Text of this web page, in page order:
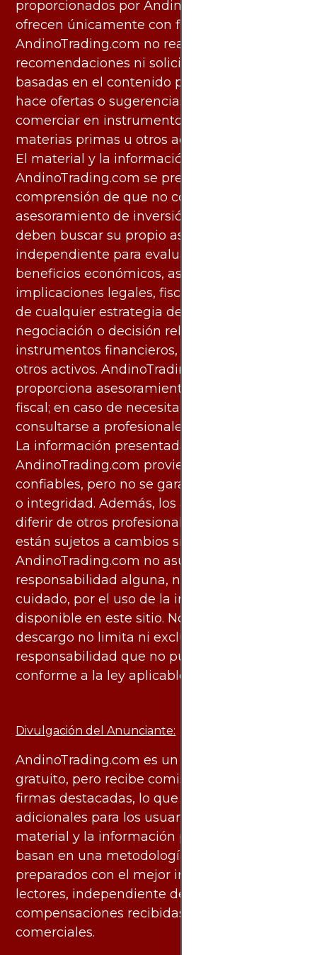
proporcionados por AndinoTrading.com se
ofrecen únicamente con fines informativos.
AndinoTrading.com no realiza
recomendaciones ni solicita acciones
basadas en el contenido proporcionado, ni
hace ofertas o sugerencias para invertir o
comerciar en instrumentos financieros,
materias primas u otros activos.
El material y la información disponibles en
AndinoTrading.com se presentan con la
comprensión de que no constituyen
asesoramiento de inversión. Los usuarios
deben buscar su propio asesoramiento
independiente para evaluar los riesgos y
beneficios económicos, así como las
implicaciones legales, fiscales y contables
de cualquier estrategia de inversión,
negociación o decisión relacionada con
instrumentos financieros, materias primas u
otros activos. AndinoTrading.com no
proporciona asesoramiento legal, contable o
fiscal; en caso de necesitarlo, debe
consultarse a profesionales especializados.
La información presentada por
AndinoTrading.com proviene de fuentes
confiables, pero no se garantiza su exactitud
o integridad. Además, los análisis pueden
diferir de otros profesionales calificados y
están sujetos a cambios sin previo aviso.
AndinoTrading.com no asume
responsabilidad alguna, ni deber de
cuidado, por el uso de la información
disponible en este sitio. No obstante, este
descargo no limita ni excluye ninguna
responsabilidad que no pueda ser excluida
conforme a la ley aplicable.
Divulgación del Anunciante:
AndinoTrading.com es un sitio de uso
gratuito, pero recibe comisiones de algunas
firmas destacadas, lo que no genera costos
adicionales para los usuarios. Todo el
material y la información publicados se
basan en una metodología imparcial y están
preparados con el mejor interés de los
lectores, independiente de las
compensaciones recibidas de socios
comerciales.